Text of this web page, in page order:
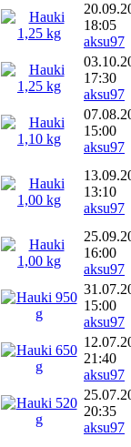
18:05
aksu97
17:30
aksu97
15:00
aksu97
13:10
aksu97
16:00
aksu97
15:00
aksu97
21:40
aksu97
20:35
aksu97